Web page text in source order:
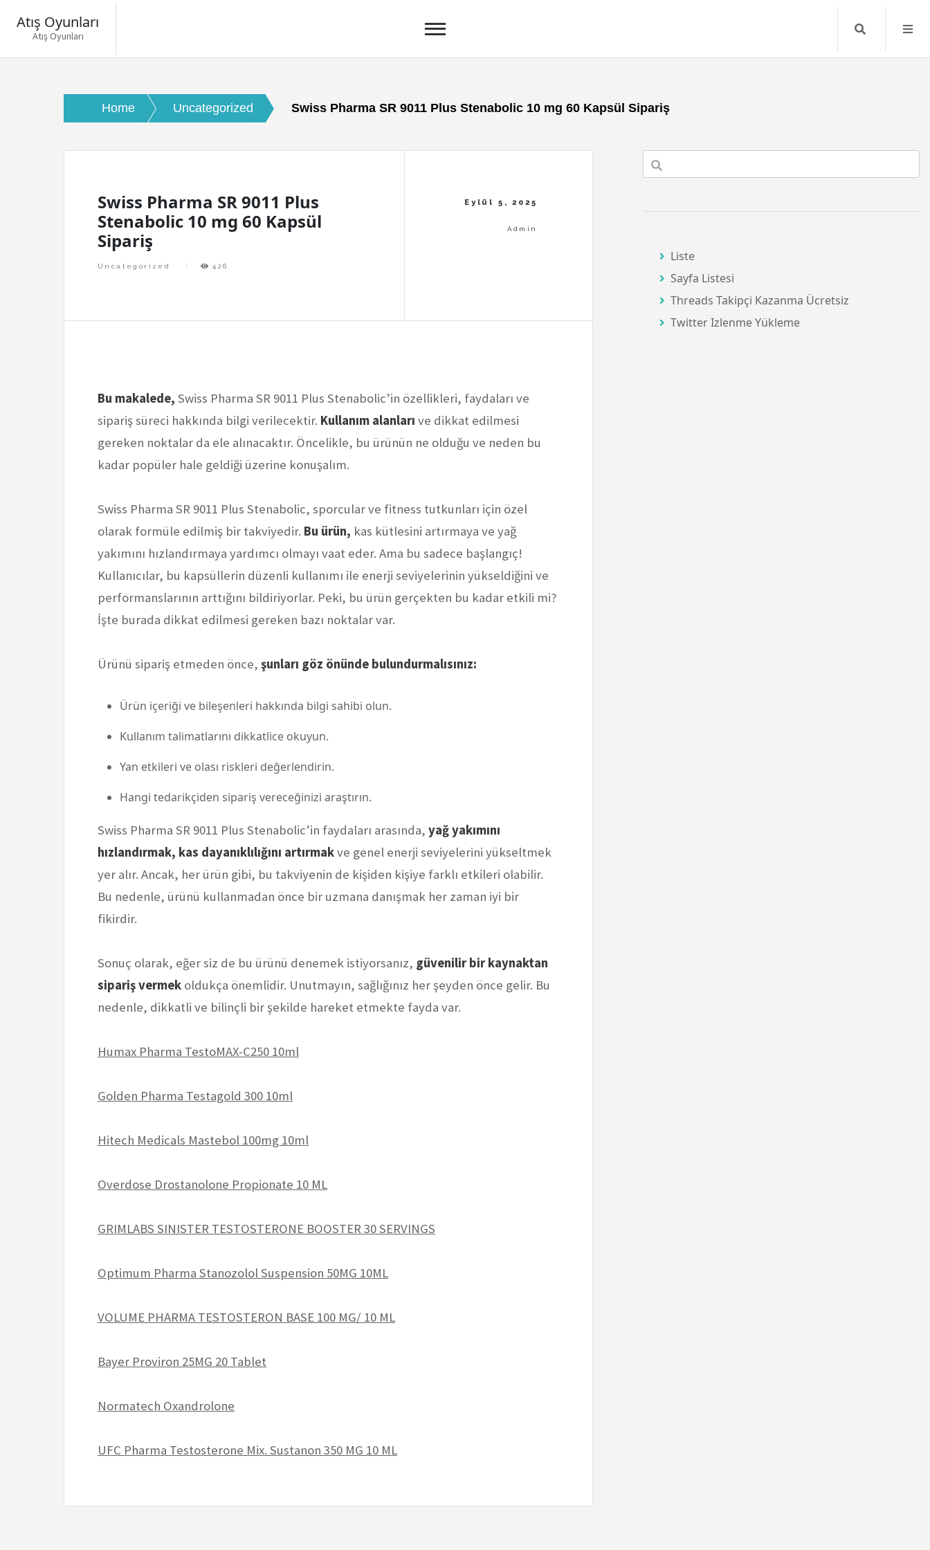
Atış Oyunları
Atış Oyunları Search
Home Uncategorized Swiss Pharma SR 9011 Plus Stenabolic 10 mg 60 Kapsül Sipariş
Swiss Pharma SR 9011 Plus
Stenabolic 10 mg 60 Kapsül
Sipariş
Uncategorized 426
Bu makalede, Swiss Pharma SR 9011 Plus Stenabolic’in özellikleri, faydaları ve
sipariş süreci hakkında bilgi verilecektir. Kullanım alanları ve dikkat edilmesi
gereken noktalar da ele alınacaktır. Öncelikle, bu ürünün ne olduğu ve neden bu
kadar popüler hale geldiği üzerine konuşalım.
Swiss Pharma SR 9011 Plus Stenabolic, sporcular ve fitness tutkunları için özel
olarak formüle edilmiş bir takviyedir. Bu ürün, kas kütlesini artırmaya ve yağ
yakımını hızlandırmaya yardımcı olmayı vaat eder. Ama bu sadece başlangıç!
Kullanıcılar, bu kapsüllerin düzenli kullanımı ile enerji seviyelerinin yükseldiğini ve
performanslarının arttığını bildiriyorlar. Peki, bu ürün gerçekten bu kadar etkili mi?
İşte burada dikkat edilmesi gereken bazı noktalar var.
Ürünü sipariş etmeden önce, şunları göz önünde bulundurmalısınız:
Ürün içeriği ve bileşenleri hakkında bilgi sahibi olun.
Kullanım talimatlarını dikkatlice okuyun.
Yan etkileri ve olası riskleri değerlendirin.
Hangi tedarikçiden sipariş vereceğinizi araştırın.
Swiss Pharma SR 9011 Plus Stenabolic’in faydaları arasında, yağ yakımını
hızlandırmak, kas dayanıklılığını artırmakve genel enerji seviyelerini yükseltmek
yer alır. Ancak, her ürün gibi, bu takviyenin de kişiden kişiye farklı etkileri olabilir.
Bu nedenle, ürünü kullanmadan önce bir uzmana danışmak her zaman iyi bir
fikirdir.
Sonuç olarak, eğer siz de bu ürünü denemek istiyorsanız, güvenilir bir kaynaktan
sipariş vermek oldukça önemlidir. Unutmayın, sağlığınız her şeyden önce gelir. Bu
nedenle, dikkatli ve bilinçli bir şekilde hareket etmekte fayda var.
Humax Pharma TestoMAX-C250 10ml
Golden Pharma Testagold 300 10ml
Hitech Medicals Mastebol 100mg 10ml
Overdose Drostanolone Propionate 10 ML
GRIMLABS SINISTER TESTOSTERONE BOOSTER 30 SERVINGS
Optimum Pharma Stanozolol Suspension 50MG 10ML
VOLUME PHARMA TESTOSTERON BASE 100 MG/ 10 ML
Bayer Proviron 25MG 20 Tablet
Normatech Oxandrolone
UFC Pharma Testosterone Mix. Sustanon 350 MG 10 ML
Liste
Sayfa Listesi
Threads Takipçi Kazanma Ücretsiz
Twitter Izlenme Yükleme